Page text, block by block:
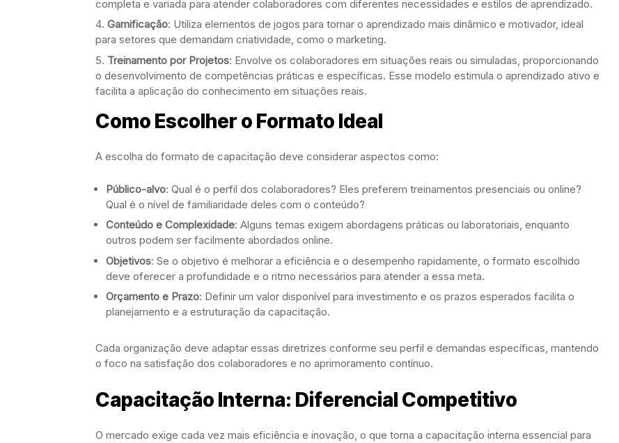
completa e variada para atender colaboradores com diferentes necessidades e estilos de aprendizado.
Gamificação: Utiliza elementos de jogos para tornar o aprendizado mais dinâmico e motivador, ideal
para setores que demandam criatividade, como o marketing.
Treinamento por Projetos: Envolve os colaboradores em situações reais ou simuladas, proporcionando
o desenvolvimento de competências práticas e específicas. Esse modelo estimula o aprendizado ativo e
facilita a aplicação do conhecimento em situações reais.
Como Escolher o Formato Ideal
A escolha do formato de capacitação deve considerar aspectos como:
Público-alvo: Qual é o perfil dos colaboradores? Eles preferem treinamentos presenciais ou online?
Qual é o nível de familiaridade deles com o conteúdo?
Conteúdo e Complexidade: Alguns temas exigem abordagens práticas ou laboratoriais, enquanto
outros podem ser facilmente abordados online.
Objetivos: Se o objetivo é melhorar a eficiência e o desempenho rapidamente, o formato escolhido
deve oferecer a profundidade e o ritmo necessários para atender a essa meta.
Orçamento e Prazo: Definir um valor disponível para investimento e os prazos esperados facilita o
planejamento e a estruturação da capacitação.
Cada organização deve adaptar essas diretrizes conforme seu perfil e demandas específicas, mantendo
o foco na satisfação dos colaboradores e no aprimoramento contínuo.
Capacitação Interna: Diferencial Competitivo
O mercado exige cada vez mais eficiência e inovação, o que torna a capacitação interna essencial para